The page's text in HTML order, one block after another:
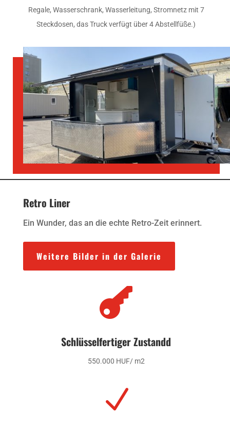
Regale, Wasserschrank, Wasserleitung, Stromnetz mit 7
Steckdosen, das Truck verfügt über 4 Abstellfüße.)
Retro Liner
Ein Wunder, das an die echte Retro-Zeit erinnert.
Weitere Bilder in der Galerie

Schlüsselfertiger Zustandd
550.000 HUF/ m2
N